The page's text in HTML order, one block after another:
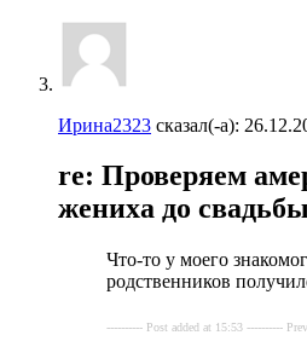
Ирина2323 сказал(-а):
re: Проверяем
жениха до свадьбы
Что-то у моего
родственников
---------- Post added at 15:53 ----------